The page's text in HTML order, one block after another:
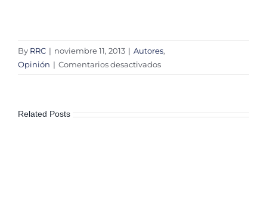
By RRC | noviembre 11, 2013 | Autores,
Opinión | Comentarios desactivadosen
A
Related Posts